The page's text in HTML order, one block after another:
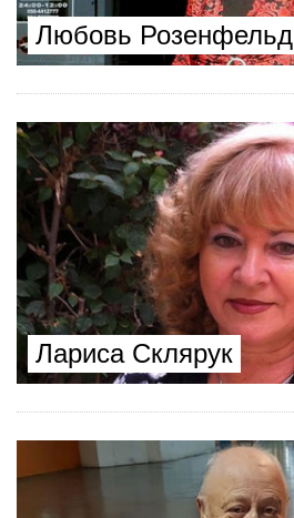
Любовь Розенфельд
Лариса Склярук